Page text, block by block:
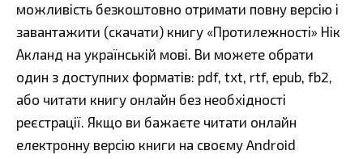
можливість безкоштовно отримати повну версію і
завантажити (скачати) книгу «Протилежності» Нік
Акланд на українській мові. Ви можете обрати
один з доступних форматів: pdf, txt, rtf, epub, fb2,
або читати книгу онлайн без необхідності
реєстрації. Якщо ви бажаєте читати онлайн
електронну версію книги на своєму Android